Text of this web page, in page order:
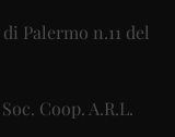
Palermo n.11 del
Coop. A.R.L.